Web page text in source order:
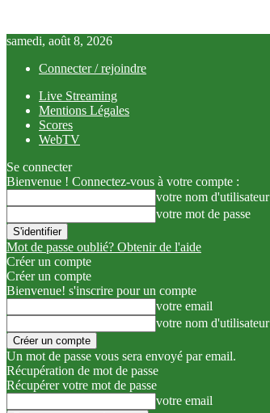
samedi, août 8, 2026
Connecter / rejoindre
Live Streaming
Mentions Légales
Scores
WebTV
Se connecter
Bienvenue ! Connectez-vous à votre compte :
votre nom d'utilisateur
votre mot de passe
Mot de passe oublié? Obtenir de l'aide
Créer un compte
Créer un compte
Bienvenue! s'inscrire pour un compte
votre email
votre nom d'utilisateur
Un mot de passe vous sera envoyé par email.
Récupération de mot de passe
Récupérer votre mot de passe
votre email